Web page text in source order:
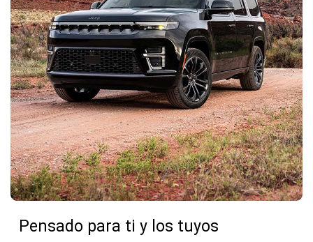
Pensado para ti y los tuyos